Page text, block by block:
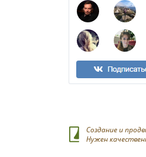
Создание и
Нужен